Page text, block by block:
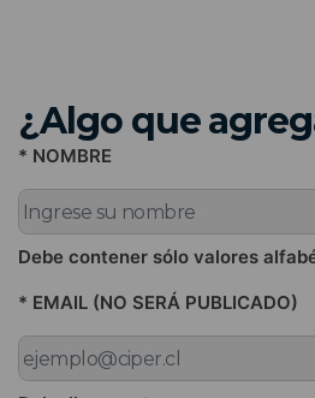
¿Algo que
* NOMBRE
Debe contener sólo valores
* EMAIL (NO SERÁ PUBLICADO)